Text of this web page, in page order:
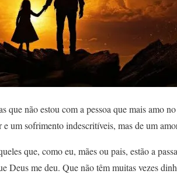
que não estou com a pessoa que mais amo
um sofrimento indescritíveis, mas de um
que, como eu, mães ou pais, estão a
Deus me deu. Que não têm muitas vezes